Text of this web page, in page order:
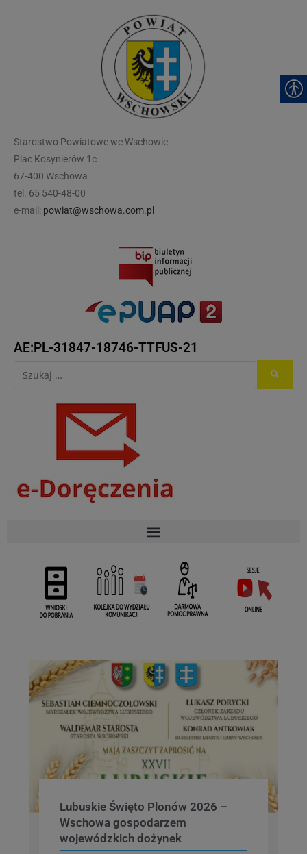
Starostwo Powiatowe we Wschowie
Plac Kosynierów 1c
67-400 Wschowa
tel. 65 540-48-00
e-mail: powiat@wschowa.com.pl
AE:PL-31847-18746-TTFUS-21
Lubuskie Święto Plonów 2026 –
Wschowa gospodarzem
wojewódzkich dożynek